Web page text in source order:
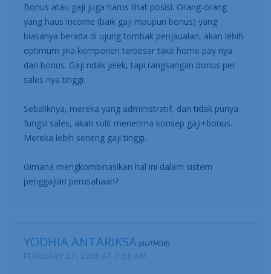
Bonus atau gaji juga harus lihat posisi. Orang-orang
yang haus income (baik gaji maupun bonus) yang
biasanya berada di ujung tombak penjaualan, akan lebih
optimum jika komponen terbesar take home pay nya
dari bonus. Gaji ndak jelek, tapi rangsangan bonus per
sales nya tinggi.
Sebaliknya, mereka yang administratif, dan tidak punya
fungsi sales, akan sulit menerima konsep gaji+bonus.
Mereka lebih seneng gaji tinggi.
Gimana mengkombinasikan hal ini dalam sistem
penggajian perusahaan?
YODHIA ANTARIKSA
FEBRUARY 27, 2008 AT 7:58 AM